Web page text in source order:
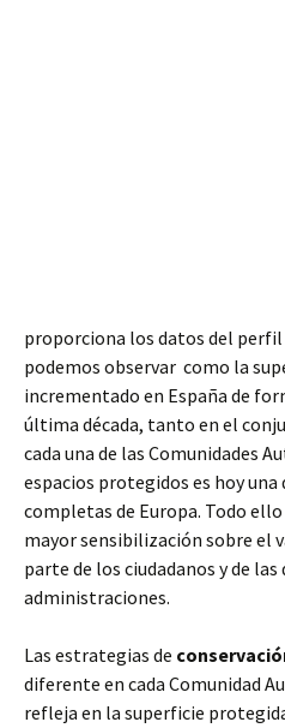
proporciona los datos del perfil
podemos observar como la
incrementado en España de
última década, tanto en el
cada una de las Comunidades
espacios protegidos es hoy una
completas de Europa. Todo
mayor sensibilización sobre el
parte de los ciudadanos y de
administraciones.
Las estrategias de
diferente en cada Comunidad
refleja en la superficie